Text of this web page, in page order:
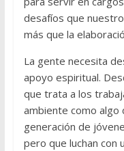
desafíos que
más que la
La gente necesita
apoyo espiritual.
que trata a los
ambiente como algo
generación de
pero que luchan con